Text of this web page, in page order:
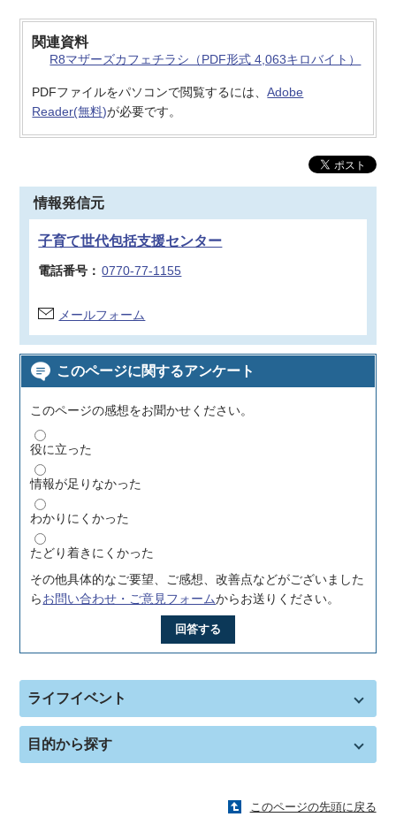
関連資料
R8マザーズカフェチラシ（PDF形式 4,063キロバイト）
PDFファイルをパソコンで閲覧するには、Adobe
Reader(無料)が必要です。
情報発信元
子育て世代包括支援センター
電話番号： 0770-77-1155
メールフォーム
このページに関するアンケート
このページの感想をお聞かせください。
役に立った
情報が足りなかった
わかりにくかった
たどり着きにくかった
その他具体的なご要望、ご感想、改善点などがございました
らお問い合わせ・ご意見フォームからお送りください。
回答する
ライフイベント
目的から探す
このページの先頭に戻る